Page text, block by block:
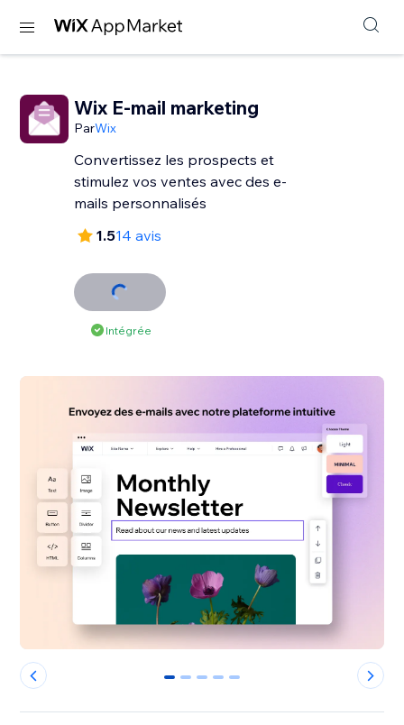
Wix E-mail marketing
ParWix
Convertissez les prospects et
stimulez vos ventes avec des e-
mails personnalisés
1.514 avis
Intégrée
0 1 2 3 4